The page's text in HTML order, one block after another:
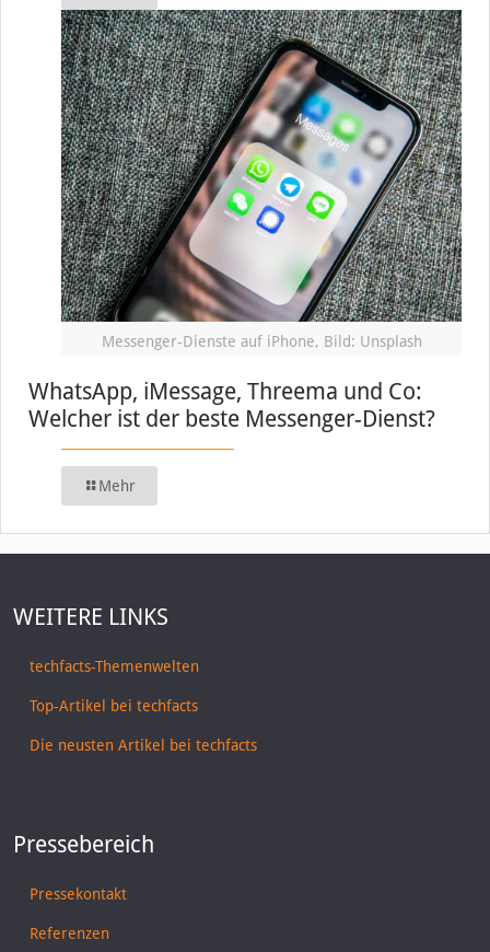
Messenger-Dienste auf iPhone, Bild: Unsplash
WhatsApp, iMessage, Threema und Co:
Welcher ist der beste Messenger-Dienst?
Mehr
WEITERE LINKS
techfacts-Themenwelten
Top-Artikel bei techfacts
Die neusten Artikel bei techfacts
Pressebereich
Pressekontakt
Referenzen